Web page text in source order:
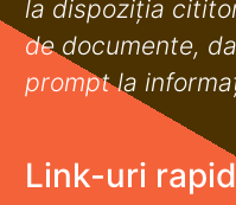
la dispoziţia
de documente,
prompt la
Link-uri